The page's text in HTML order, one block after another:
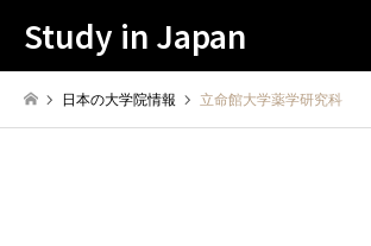
Study in Japan
日本の大学院情報 立命館大学薬学研究科